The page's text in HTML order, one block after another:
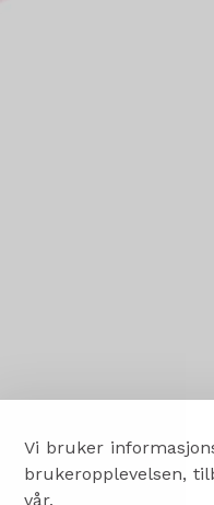
Vi bruker
brukeropplevelsen,
vår.